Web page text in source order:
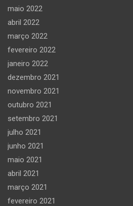
maio 2022
abril 2022
março 2022
fevereiro 2022
janeiro 2022
dezembro 2021
novembro 2021
outubro 2021
setembro 2021
julho 2021
junho 2021
maio 2021
abril 2021
março 2021
fevereiro 2021